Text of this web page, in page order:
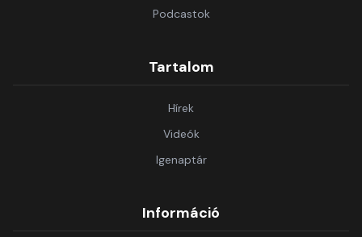
Podcastok
Tartalom
Hírek
Videók
Igenaptár
Információ